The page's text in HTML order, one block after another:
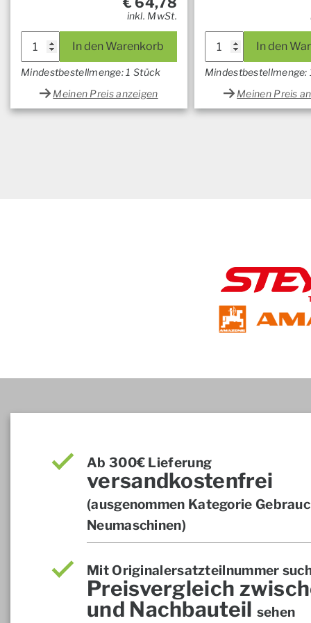
inkl. MwSt.
In den Warenkorb
Mindestbestellmenge: 1 Stück
Meinen Preis anzeigen
In den
Mindestbestellmenge:
Meinen Preis
Ab 300€ Lieferung
versandkostenfrei
(ausgenommen Kategorie
Neumaschinen)
Mit Originalersatzteilnummer
Preisvergleich
und Nachbauteil sehen